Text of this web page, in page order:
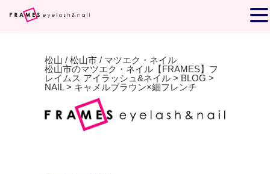
松山 / 松山市 / マツエク・ネイル
松山市のマツエク・ネイル【FRAMES】フ
レイムス アイラッシュ&ネイル > BLOG >
NAIL> キャメルブラウン×細フレンチ